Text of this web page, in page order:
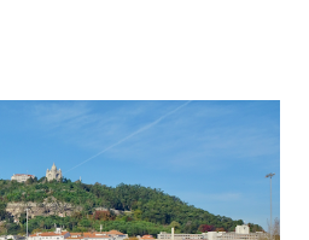
Viana Shopping é grátis de
(DIAS ÚTEIS)